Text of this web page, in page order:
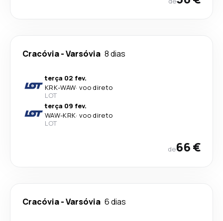
Cracóvia-Varsóvia 8 dias
terça 02 fev.
KRK-WAW· voo direto
LOT
terça 09 fev.
WAW-KRK· voo direto
LOT
de66 €
Cracóvia-Varsóvia 6 dias